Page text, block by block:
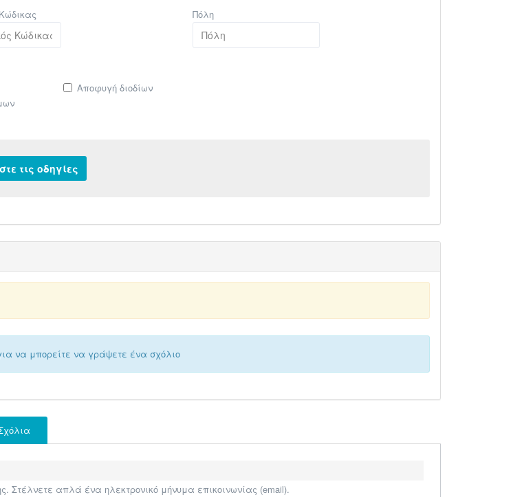
Πόλη
Αποφυγή διοδίων
να μπορείτε να γράψετε ένα σχόλιο
απλά ένα ηλεκτρονικό μήνυμα επικοινωνίας (email).